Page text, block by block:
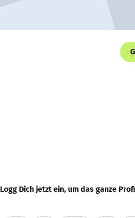
Logg Dich jetzt ein, um das ganze